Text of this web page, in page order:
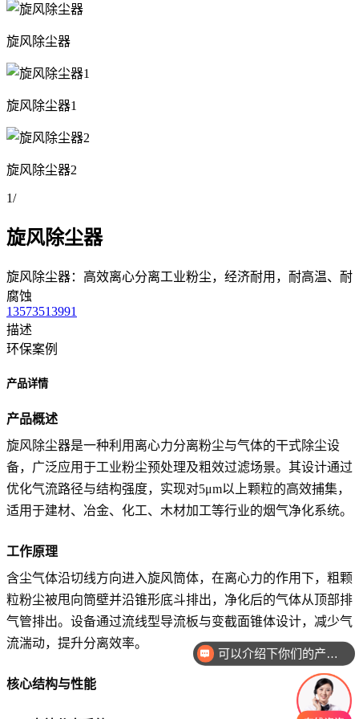
旋风除尘器
旋风除尘器1
旋风除尘器2
1/
旋风除尘器
旋风除尘器：高效离心分离工业粉尘，经济耐用，耐高温、耐
腐蚀
13573513991
描述
环保案例
产品详情
产品概述
旋风除尘器是一种利用离心力分离粉尘与气体的干式除尘设
备，广泛应用于工业粉尘预处理及粗效过滤场景。其设计通过
优化气流路径与结构强度，实现对5μm以上颗粒的高效捕集，
适用于建材、冶金、化工、木材加工等行业的烟气净化系统。
工作原理
含尘气体沿切线方向进入旋风筒体，在离心力的作用下，粗颗
粒粉尘被甩向筒壁并沿锥形底斗排出，净化后的气体从顶部排
气管排出。设备通过流线型导流板与变截面锥体设计，减少气
流湍动，提升分离效率。
核心结构与性能
可以介绍下你们的产品么